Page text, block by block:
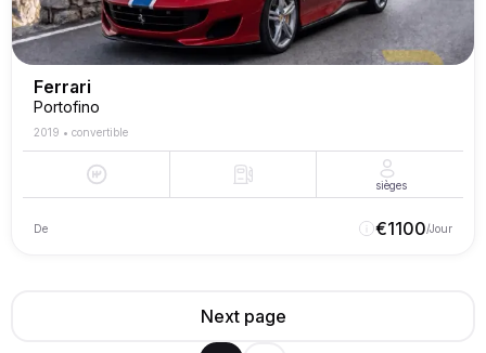
Ferrari
Portofino
2019 • convertible
sièges
De €1100/Jour
Next page